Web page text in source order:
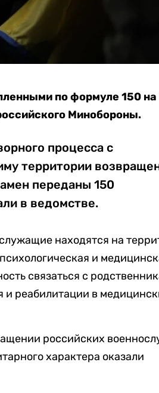
по формуле 150 на
Минобороны.
процесса с
территории
переданы 150
в ведомстве.
находятся на
и
связаться с
и реабилитации в
российских
характера оказали